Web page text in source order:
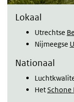
Lokaal
Utrechtse
Nijmeegse
Nationaal
Het Schone